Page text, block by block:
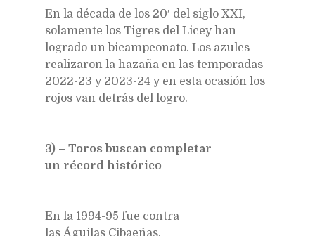
En la década de los 20′ del siglo XXI,
solamente los Tigres del Licey han
logrado un bicampeonato. Los azules
realizaron la hazaña en las temporadas
2022-23 y 2023-24 y en esta ocasión los
rojos van detrás del logro.
3) – Toros buscan completar
un récord histórico
En la 1994-95 fue contra
las Águilas Cibaeñas.